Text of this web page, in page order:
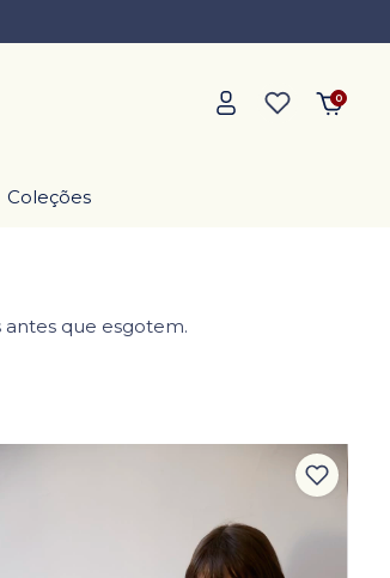
0
Coleções
antes que esgotem.